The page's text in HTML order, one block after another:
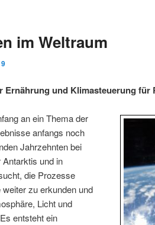
im Weltraum
Ernährung und Klimasteuerung für
an ein Thema der
anfangs noch
Jahrzehnten bei
und in
die Prozesse
zu erkunden und
Licht und
entsteht ein